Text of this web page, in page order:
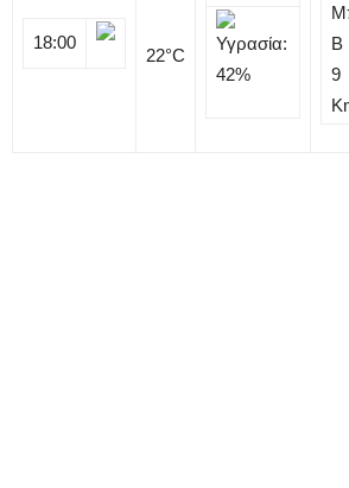
18:00
22°C
B
9